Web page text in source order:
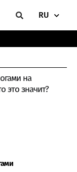
RU
на
это значит?